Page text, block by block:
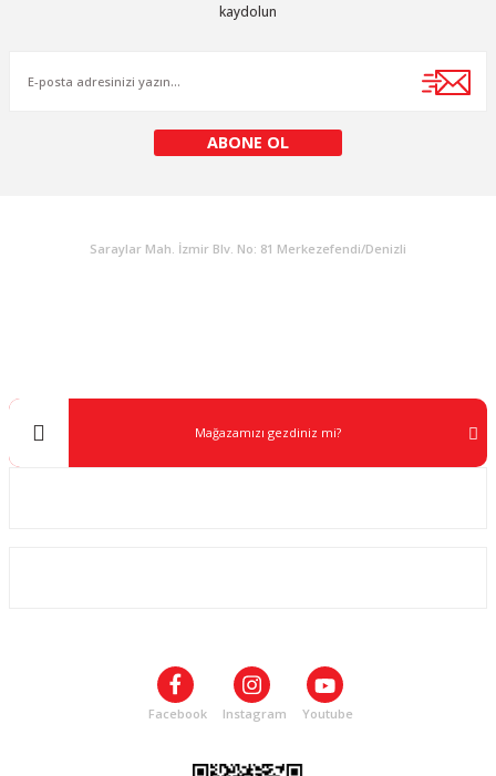
kaydolun
ABONE OL
Saraylar Mah. İzmir Blv. No: 81 Merkezefendi/Denizli
Mağazamızı gezdiniz mi?
Facebook Instagram Youtube